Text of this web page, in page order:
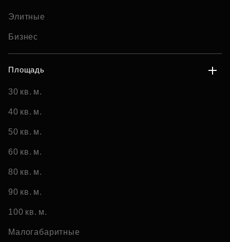
Элитные
Бизнес
Площадь
30 кв. м.
40 кв. м.
50 кв. м.
60 кв. м.
80 кв. м.
90 кв. м.
100 кв. м.
Малогабаритные